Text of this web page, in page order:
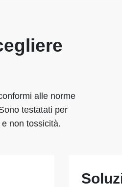
alle norme
testatati per
non tossicità.